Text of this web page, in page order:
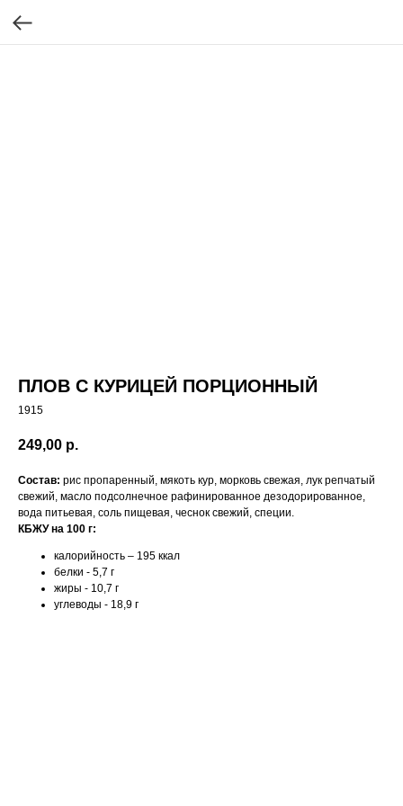
ПЛОВ С КУРИЦЕЙ ПОРЦИОННЫЙ
1915
249,00 р.
Состав: рис пропаренный, мякоть кур, морковь свежая, лук репчатый
свежий, масло подсолнечное рафинированное дезодорированное,
вода питьевая, соль пищевая, чеснок свежий, специи.
КБЖУ на 100 г:
калорийность – 195 ккал
белки - 5,7 г
жиры - 10,7 г
углеводы - 18,9 г